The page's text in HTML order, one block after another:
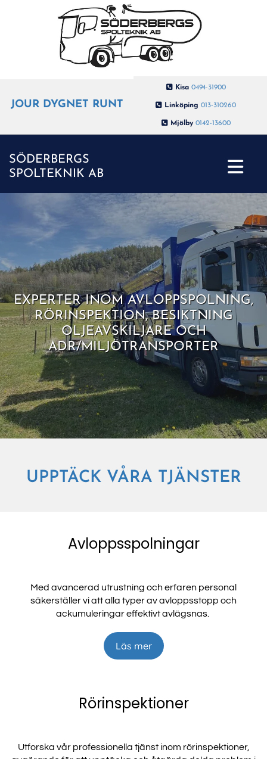
JOUR DYGNET RUNT
 Kisa 0494-31900
 Linköping 013-310260
Mjölby 0142-13600
SÖDERBERGS
SPOLTEKNIK AB
EXPERTER INOM AVLOPPSPOLNING,
RÖRINSPEKTION, BESIKTNING
OLJEAVSKILJARE OCH
ADR/MILJÖTRANSPORTER
UPPTÄCK VÅRA TJÄNSTER
Avloppsspolningar
Med avancerad utrustning och erfaren personal
säkerställer vi att alla typer av avloppsstopp och
ackumuleringar effektivt avlägsnas.
Läs mer
Rörinspektioner
Utforska vår professionella tjänst inom rörinspektioner,